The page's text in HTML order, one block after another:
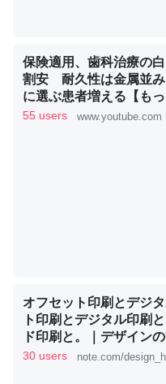
論文では「淡水はカルシ
利だから両方が拮抗して
いる鋏角類（カブトガニ
ずキチンを強化してる筈
─ニュース :: 【研究発表】昆
類は苦労してるんだな…
ジになったり努力してるし
─ニュース :: 【研究発表】昆
いのか」に関する新仮説
保険適用、歯科治療の
割安 耐久性は金属並み
に選ぶ患者増える【も
い！】【グッド！モーニ
55 users www.youtube.com
オフセット印刷とデジ
ト印刷とデジタル印刷
ド印刷と。｜デザイン
津田淳子
30 users note.com/